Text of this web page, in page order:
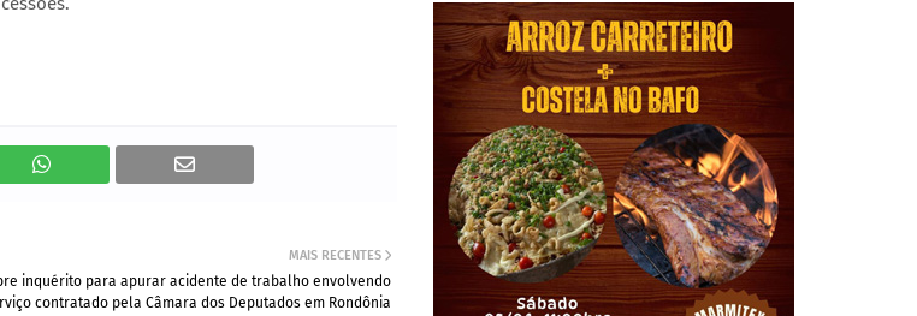
MAIS RECENTES
inquérito para apurar acidente de trabalho envolvendo
contratado pela Câmara dos Deputados em Rondônia